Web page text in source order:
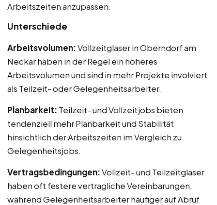
Arbeitszeiten anzupassen.
Unterschiede
Arbeitsvolumen:Vollzeitglaser in Oberndorf am
Neckar haben in der Regel ein höheres
Arbeitsvolumen und sind in mehr Projekte involviert
als Teilzeit- oder Gelegenheitsarbeiter.
Planbarkeit: Teilzeit- und Vollzeitjobs bieten
tendenziell mehr Planbarkeit und Stabilität
hinsichtlich der Arbeitszeiten im Vergleich zu
Gelegenheitsjobs.
Vertragsbedingungen:Vollzeit- und Teilzeitglaser
haben oft festere vertragliche Vereinbarungen,
während Gelegenheitsarbeiter häufiger auf Abruf